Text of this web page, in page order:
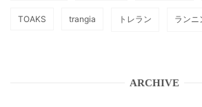
TOAKS trangia トレラン ランニ
ARCHIVE